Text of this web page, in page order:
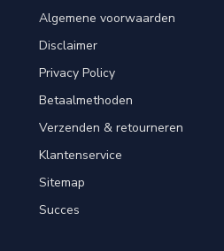
Algemene voorwaarden
Disclaimer
Privacy Policy
Betaalmethoden
Verzenden & retourneren
Klantenservice
Sitemap
Succes